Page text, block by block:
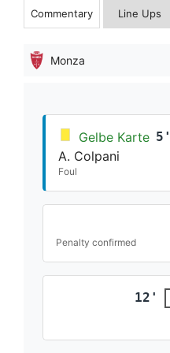
Commentary Line Ups
Monza
Gelbe Karte 5'
A. Colpani
Foul
Penalty confirmed
12'